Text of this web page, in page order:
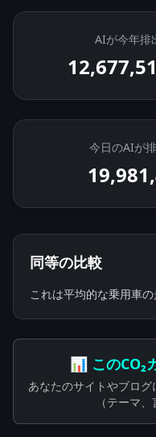
AIが今年排
今日のAIが
同等の比較
これは平均的な乗用車
📊 このCO₂
あなたのサイトやブロ
（テーマ